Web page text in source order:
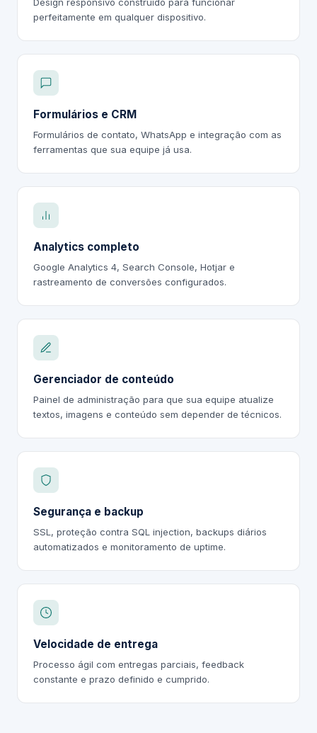
perfeitamente em qualquer dispositivo.
Formulários e CRM
Formulários de contato, WhatsApp e integração com as
ferramentas que sua equipe já usa.
Analytics completo
Google Analytics 4, Search Console, Hotjar e
rastreamento de conversões configurados.
Gerenciador de conteúdo
Painel de administração para que sua equipe atualize
textos, imagens e conteúdo sem depender de técnicos.
Segurança e backup
SSL, proteção contra SQL injection, backups diários
automatizados e monitoramento de uptime.
Velocidade de entrega
Processo ágil com entregas parciais, feedback
constante e prazo definido e cumprido.